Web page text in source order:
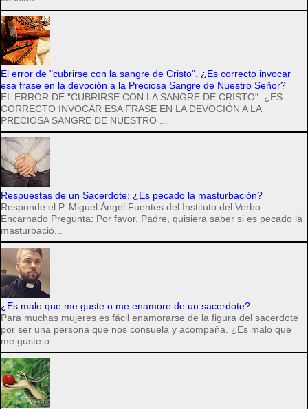
El error de "cubrirse con la sangre de Cristo". ¿Es correcto invocar
esa frase en la devoción a la Preciosa Sangre de Nuestro Señor?
EL ERROR DE "CUBRIRSE CON LA SANGRE DE CRISTO". ¿ES
CORRECTO INVOCAR ESA FRASE EN LA DEVOCIÓN A LA
PRECIOSA SANGRE DE NUESTRO ...
Respuestas de un Sacerdote: ¿Es pecado la masturbación?
Responde el P. Miguel Ángel Fuentes del Instituto del Verbo
Encarnado Pregunta: Por favor, Padre, quisiera saber si es pecado la
masturbació...
¿Es malo que me guste o me enamore de un sacerdote?
Para muchas mujeres es fácil enamorarse de la figura del sacerdote
por ser una persona que nos consuela y acompaña. ¿Es malo que
me guste o ...